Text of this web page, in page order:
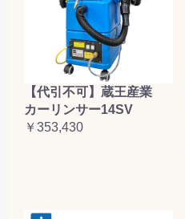
【代引不可】蔵王産業
カーリンサー14SV
￥353,430